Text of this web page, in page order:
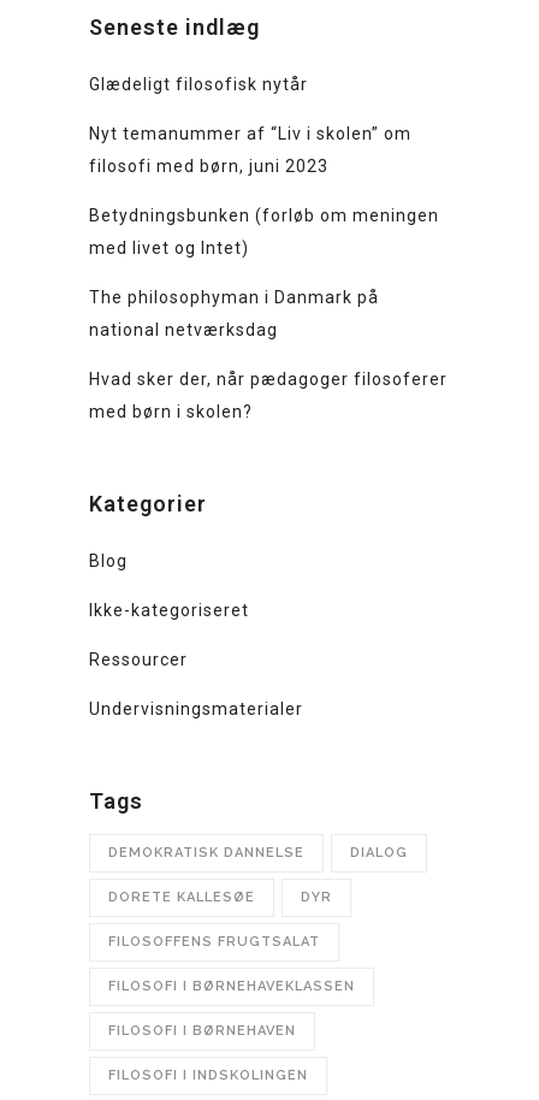
Seneste indlæg
Glædeligt filosofisk nytår
Nyt temanummer af “Liv i skolen” om
filosofi med børn, juni 2023
Betydningsbunken (forløb om meningen
med livet og Intet)
The philosophyman i Danmark på
national netværksdag
Hvad sker der, når pædagoger filosoferer
med børn i skolen?
Kategorier
Blog
Ikke-kategoriseret
Ressourcer
Undervisningsmaterialer
Tags
DEMOKRATISK DANNELSE DIALOG
DORETE KALLESØE DYR
FILOSOFFENS FRUGTSALAT
FILOSOFI I BØRNEHAVEKLASSEN
FILOSOFI I BØRNEHAVEN
FILOSOFI I INDSKOLINGEN